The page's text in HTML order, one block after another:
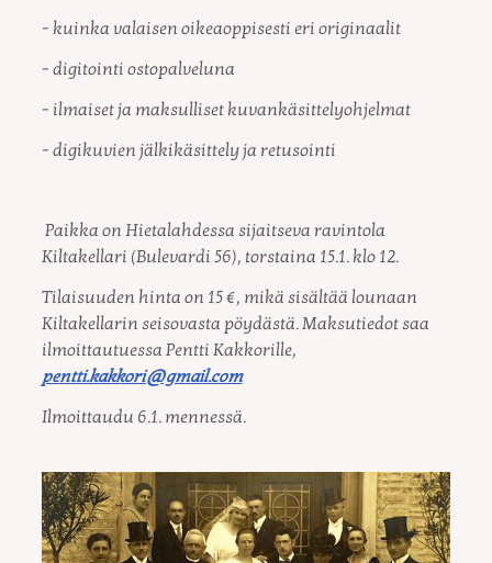
- kuinka valaisen oikeaoppisesti eri originaalit
- digitointi ostopalveluna
- ilmaiset ja maksulliset kuvankäsittelyohjelmat
- digikuvien jälkikäsittely ja retusointi
Paikka on Hietalahdessa sijaitseva ravintola
Kiltakellari (Bulevardi 56), torstaina 15.1. klo 12.
Tilaisuuden hinta on 15 €, mikä sisältää lounaan
Kiltakellarin seisovasta pöydästä. Maksutiedot saa
ilmoittautuessa Pentti Kakkorille,
pentti.kakkori@gmail.com
Ilmoittaudu 6.1. mennessä.